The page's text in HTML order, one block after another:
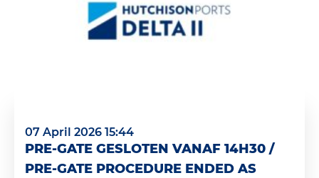
07 April 2026 15:44
PRE-GATE GESLOTEN VANAF 14H30 /
PRE-GATE PROCEDURE ENDED AS